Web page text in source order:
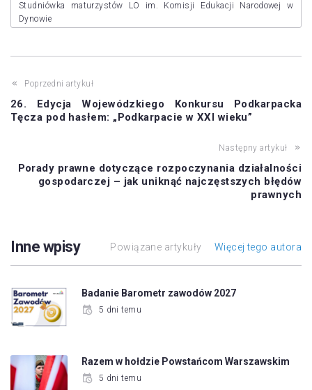
Studniówka maturzystów LO im. Komisji Edukacji Narodowej w
Dynowie
Poprzedni artykuł
26. Edycja Wojewódzkiego Konkursu Podkarpacka
Tęcza pod hasłem: „Podkarpacie w XXI wieku”
Następny artykuł
Porady prawne dotyczące rozpoczynania działalności
gospodarczej – jak uniknąć najczęstszych błędów
prawnych
Inne wpisy Powiązane artykuły Więcej tego autora
Badanie Barometr zawodów 2027
5 dni temu
Razem w hołdzie Powstańcom Warszawskim
5 dni temu